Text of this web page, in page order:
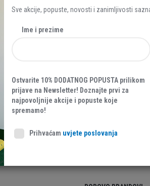
Sve akcije, popuste, novosti i zanimljivosti
Ime i prezime
Ostvarite 10% DODATNOG POPUSTA prilikom
prijave na Newsletter! Doznajte prvi za
najpovoljnije akcije i popuste koje
spremamo!
Prihvaćam uvjete poslovanja